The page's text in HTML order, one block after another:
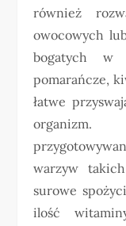
również
owocowych
bogatych
pomarańcze,
łatwe
warzyw
surowe
ilość